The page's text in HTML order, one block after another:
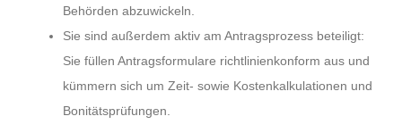
Behörden abzuwickeln.
Sie sind außerdem aktiv am Antragsprozess beteiligt:
Sie füllen Antragsformulare richtlinienkonform aus und
kümmern sich um Zeit- sowie Kostenkalkulationen und
Bonitätsprüfungen.